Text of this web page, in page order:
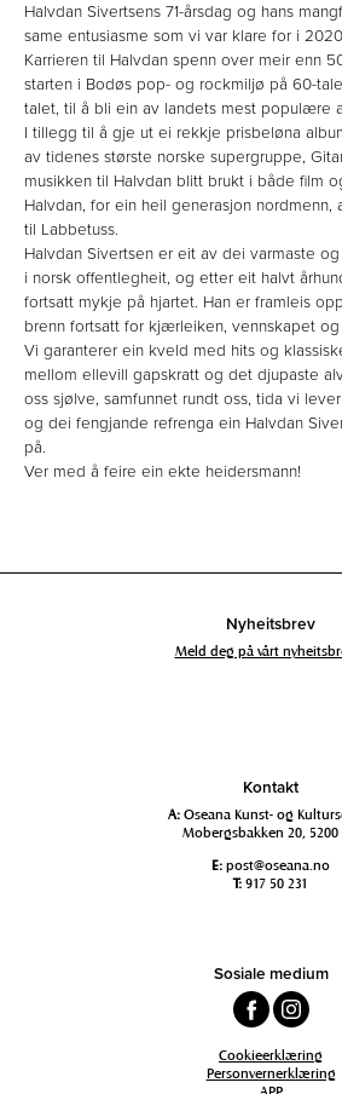
Halvdan Sivertsens 71-årsdag og hans
same entusiasme som vi var klare for i
Karrieren til Halvdan spenn over meir enn
starten i Bodøs pop- og rockmiljø på 60-
talet, til å bli ein av landets mest populære
I tillegg til å gje ut ei rekkje prisbeløna
av tidenes største norske supergruppe,
musikken til Halvdan blitt brukt i både film
Halvdan, for ein heil generasjon nordmenn,
til Labbetuss.
Halvdan Sivertsen er eit av dei varmaste
i norsk offentlegheit, og etter eit halvt
fortsatt mykje på hjartet. Han er framleis
brenn fortsatt for kjærleiken, vennskapet
Vi garanterer ein kveld med hits og
mellom ellevill gapskratt og det djupaste
oss sjølve, samfunnet rundt oss, tida vi
og dei fengjande refrenga ein Halvdan
på.
Ver med å feire ein ekte heidersmann!
Nyheitsbrev
Meld deg på vårt
Kontakt
A: Oseana Kunst- og
Mobergsbakken 20, 5200
E: post@oseana.no
T: 917 50 231
Sosiale medium
Cookieerklæring
Personvernerklæring
APP